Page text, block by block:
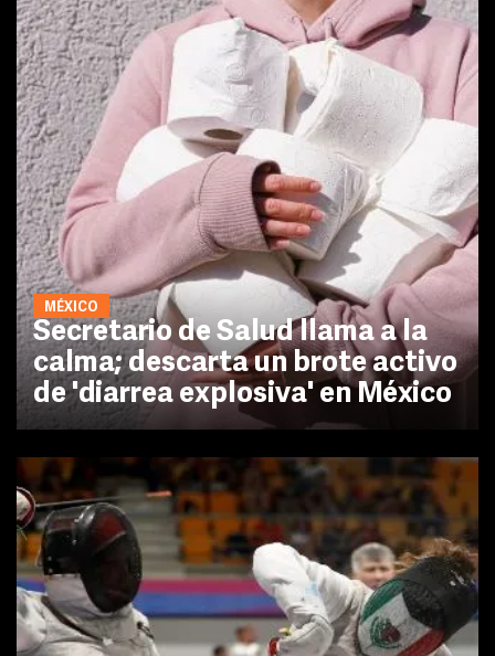
MÉXICO
Secretario de Salud llama a la
calma; descarta un brote activo
de 'diarrea explosiva' en México